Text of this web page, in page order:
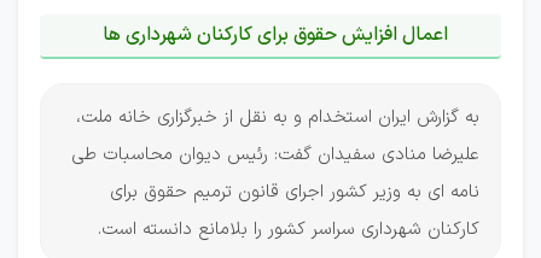
اعمال افزایش حقوق برای کارکنان شهرداری ها
به گزارش ایران استخدام و به نقل از خبرگزاری خانه ملت،
علیرضا منادی سفیدان گفت: رئیس دیوان محاسبات طی
نامه ای به وزیر کشور اجرای قانون ترمیم حقوق برای
کارکنان شهرداری سراسر کشور را بلامانع دانسته است.